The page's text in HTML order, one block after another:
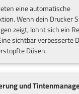
eine automatische
Wenn dein Drucker
zeigt, lohnt sich ein
sichtbar verbesserte
Düsen.
und